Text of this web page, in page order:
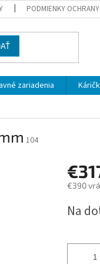
PODMIENKY OCHRANY
zariadenia
104
€390
cena:
Na